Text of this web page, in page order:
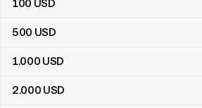
100 USD
500 USD
1.000 USD
2.000 USD